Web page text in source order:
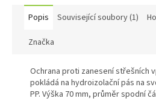
Popis Související soubory (1)
Značka
Ochrana proti zanesení střešních
pokládá na hydroizolační pás na
PP. Výška 70 mm, průměr spodní